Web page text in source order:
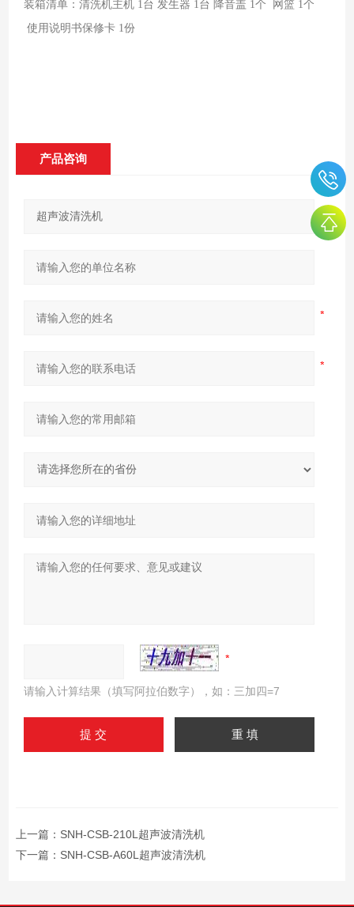
装箱清单：清洗机主机 1台 发生器 1台 降音盖 1个 网篮 1个
使用说明书保修卡 1份
产品咨询
请输入计算结果（填写阿拉伯数字），如：三加四=7
上一篇： SNH-CSB-210L超声波清洗机
下一篇： SNH-CSB-A60L超声波清洗机